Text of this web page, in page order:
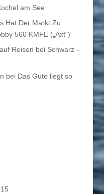
am See
Hat Der Markt Zu
560 KMFE („Axt“)
Reisen bei Schwarz –
bei Das Gute liegt so